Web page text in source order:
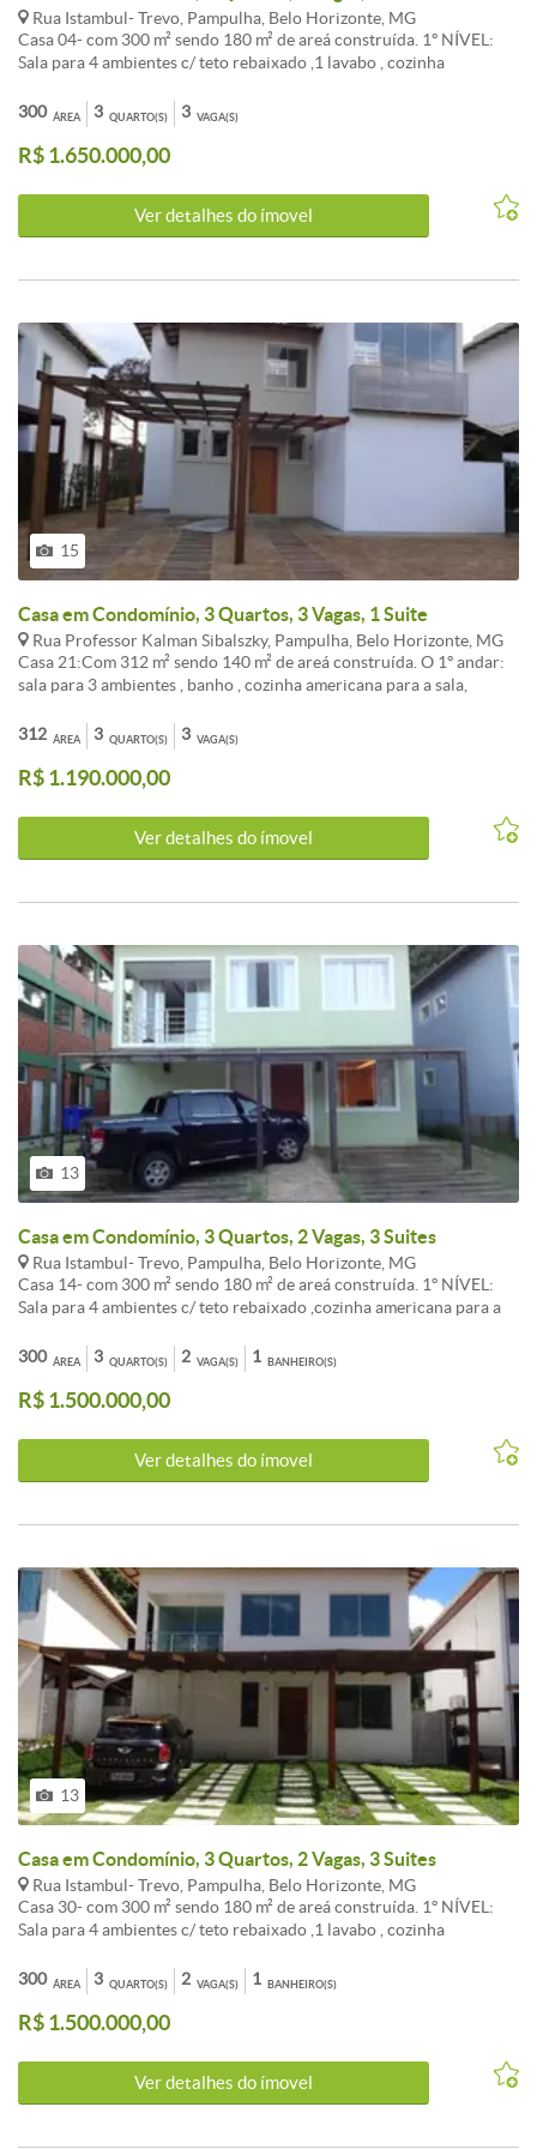
Rua Istambul- Trevo, Pampulha, Belo Horizonte, MG
Casa 04- com 300 m² sendo 180 m² de areá construída. 1º NÍVEL:
Sala para 4 ambientes c/ teto rebaixado ,1 lavabo , cozinha
banho e 1 dispensa. 2º NÍVEL: 3 quartos com suítes, suíte master
c/armário e banho com banheira de hidromassagem, sala íntima que
pode ser feito um novo quarto. Varanda na suíte c/ vista para
vidros; granito alto padrão na escada e bancadas, 2 vagas de
garagem paralelas.
ÁREA
300 QUARTO(S)
3 VAGA(S)
3
R$ 1.650.000,00
Ver detalhes do ímovel
15
Casa em Condomínio, 3 Quartos, 3 Vagas, 1 Suite
Rua Professor Kalman Sibalszky, Pampulha, Belo Horizonte, MG
Casa 21:Com 312 m² sendo 140 m² de areá construída. O 1º andar:
sala para 3 ambientes , banho , cozinha americana para a sala,
master casal com opção p/ closet e com hidromassagem sendo todo
o banheiro adaptado para casal , sala intima, uma semi-suíte, o 3º
quarto pode ser reversível , estar íntimo.
ÁREA
312 QUARTO(S)
3 VAGA(S)
3
R$ 1.190.000,00
Ver detalhes do ímovel
13
Casa em Condomínio, 3 Quartos, 2 Vagas, 3 Suites
Rua Istambul- Trevo, Pampulha, Belo Horizonte, MG
Casa 14- com 300 m² sendo 180 m² de areá construída. 1º NÍVEL:
Sala para 4 ambientes c/ teto rebaixado ,cozinha americana para a
NÍVEL: 3 quartos com suítes, suíte master c/armário e banho com
banheira de hidromassagem, sala íntima que pode ser feito um novo
quarto. Varanda na suíte c/ vista para Condomínio. Acabamento em
escada e bancadas, 2 vagas de garagem paralelas.
ÁREA
300 QUARTO(S)
3 VAGA(S)
2 BANHEIRO(S)
1
R$ 1.500.000,00
Ver detalhes do ímovel
13
Casa em Condomínio, 3 Quartos, 2 Vagas, 3 Suites
Rua Istambul- Trevo, Pampulha, Belo Horizonte, MG
Casa 30- com 300 m² sendo 180 m² de areá construída. 1º NÍVEL:
Sala para 4 ambientes c/ teto rebaixado ,1 lavabo , cozinha
banho e dispensa ou quarto para empregada , banho na varanda
externa. 2º NÍVEL: 3 quartos com suítes, suíte master c/espaço p/
closet e banho com banheira de hidromassagem todo duplo, sala
para Condomínio. Acabamento em luxo, corrimão escada em aço
inox e vidros; granito alto padrão na escada e bancadas, 3 vagas de
ÁREA
300 QUARTO(S)
3 VAGA(S)
2 BANHEIRO(S)
1
R$ 1.500.000,00
Ver detalhes do ímovel